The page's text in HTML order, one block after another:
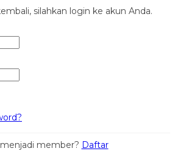
silahkan login ke akun Anda.
member? Daftar